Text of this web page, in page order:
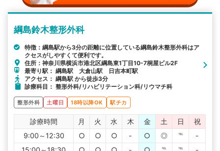
綱島鈴木整形外科
特徴：綱島駅から3分の距離に位置している綱島鈴木整形外科はア
クセスがしやすくて便利です。
住所：神奈川県横浜市港北区綱島東1丁目10-7桐屋ビル2F
最寄り駅： 綱島駅 大倉山駅 日吉本町駅
アクセス： 綱島駅 から徒歩3分
診療科目： 整形外科/リハビリテーション科/リウマチ科
整形外科 土曜日 18時以降OK 駅チカ
診療時間 月 火 水 木 金 土 日
祝
9:00～12:30
○ ○ ○ - ○ ◎ ℡
-